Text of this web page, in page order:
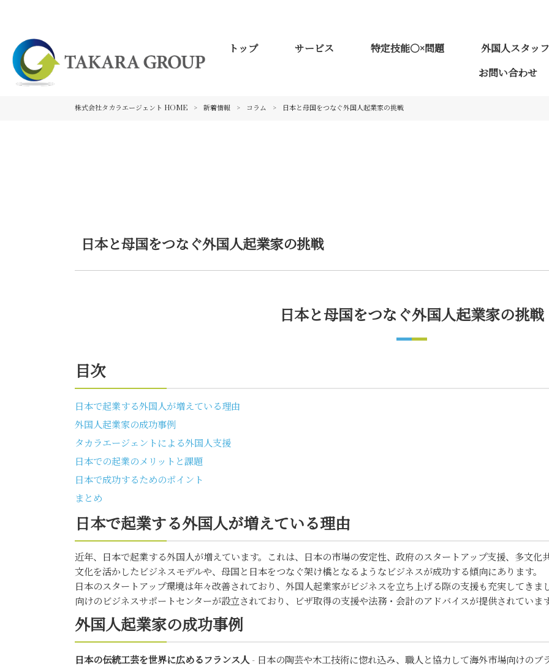
トップ サービス 特定技能○×問題 外国人スタッ
お問い合わせ
株式会社タカラエージェント HOME > 新着情報 > コラム > 日本と母国をつなぐ外国人起業家の挑戦
日本と母国をつなぐ外国人起業家の挑戦
日本と母国をつなぐ外国人起業家の挑戦
目次
日本で起業する外国人が増えている理由
外国人起業家の成功事例
タカラエージェントによる外国人支援
日本での起業のメリットと課題
日本で成功するためのポイント
まとめ
日本で起業する外国人が増えている理由
近年、日本で起業する外国人が増えています。これは、日本の市場の安定性、政府のスタートアップ支援、多文
文化を活かしたビジネスモデルや、母国と日本をつなぐ架け橋となるようなビジネスが成功する傾向にあります。
日本のスタートアップ環境は年々改善されており、外国人起業家がビジネスを立ち上げる際の支援も充実してき
向けのビジネスサポートセンターが設立されており、ビザ取得の支援や法務・会計のアドバイスが提供されています
外国人起業家の成功事例
日本の伝統工芸を世界に広めるフランス人- 日本の陶芸や木工技術に惚れ込み、職人と協力して海外市場向けのブ